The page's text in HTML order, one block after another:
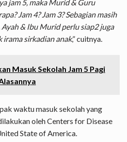
jam 5, maka Murid & Guru
Jam 4? Jam 3? Sebagian masih
& Ibu Murid perlu siap2 juga
irama sirkadian anak,” cuitnya.
Masuk Sekolah Jam 5 Pagi
waktu masuk sekolah yang
oleh Centers for Disease
State of America.